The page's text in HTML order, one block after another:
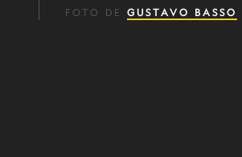
FOTO DE GUSTAVO BASSO